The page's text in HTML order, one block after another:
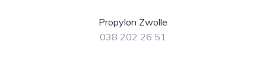
Propylon Zwolle
038 202 26 51